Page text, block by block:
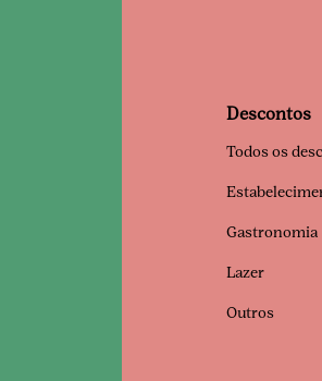
Descontos
Todos os
Gastronomia
Lazer
Outros